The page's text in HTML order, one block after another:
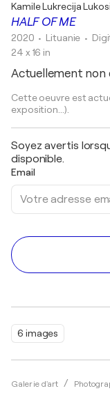
6 images
Galerie d'art
HALF OF ME
Kamile Lukrecija
2020 • Lituanie •
24 x 16 in
Actuellement non
Cette oeuvre est
exposition...).
Soyez avertis
disponible.
Email